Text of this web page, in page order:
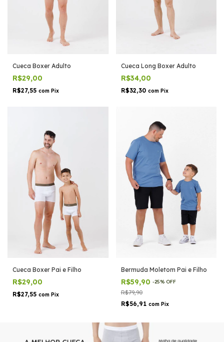
Cueca Boxer Adulto
R$29,00
R$27,55 com Pix
Cueca Long Boxer Adulto
R$34,00
R$32,30 com Pix
Cueca Boxer Pai e Filho
R$29,00
R$27,55 com Pix
Bermuda Moletom Pai e Filho
R$59,90 -25% OFF
R$79,90
R$56,91 com Pix